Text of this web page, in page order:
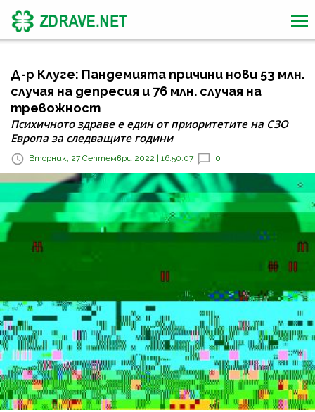
Д-р Клуге: Пандемията причини нови 53 млн.
случая на депресия и 76 млн. случая на
тревожност
Психичното здраве е един от приоритетите на СЗО
Европа за следващите години
Вторник, 27 Септември 2022 | 16:50:07 0